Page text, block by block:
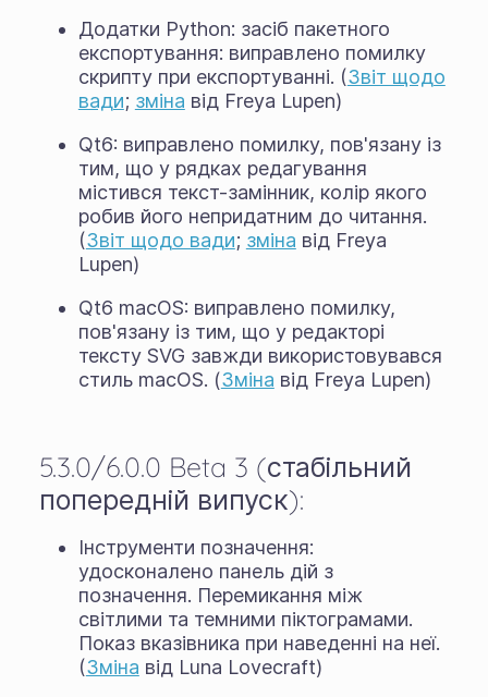
Додатки Python: засіб пакетного
експортування: виправлено помилку
скрипту при експортуванні. (Звіт щодо
вади; зміна від Freya Lupen)
Qt6: виправлено помилку, пов'язану із
тим, що у рядках редагування
містився текст-замінник, колір якого
робив його непридатним до читання.
(Звіт щодо вади; зміна від Freya
Lupen)
Qt6 macOS: виправлено помилку,
пов'язану із тим, що у редакторі
тексту SVG завжди використовувався
стиль macOS. (Зміна від Freya Lupen)
5.3.0/6.0.0 Beta 3 (стабільний
попередній випуск):
Інструменти позначення:
удосконалено панель дій з
позначення. Перемикання між
світлими та темними піктограмами.
Показ вказівника при наведенні на неї.
(Зміна від Luna Lovecraft)